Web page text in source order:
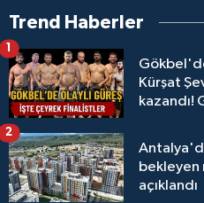
Trend Haberler
Kürşat
kazandı!
Gürbüz
1
bekleyen
açıklandı
2